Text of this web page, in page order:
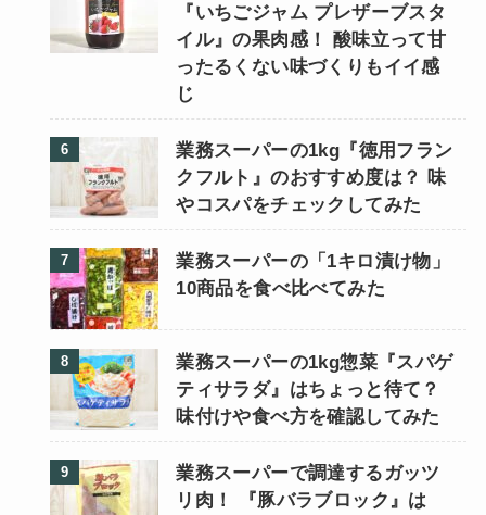
『いちごジャム プレザーブスタ
イル』の果肉感！ 酸味立って甘
ったるくない味づくりもイイ感
じ
業務スーパーの1kg『徳用フラン
クフルト』のおすすめ度は？ 味
やコスパをチェックしてみた
業務スーパーの「1キロ漬け物」
10商品を食べ比べてみた
業務スーパーの1kg惣菜『スパゲ
ティサラダ』はちょっと待て？
味付けや食べ方を確認してみた
業務スーパーで調達するガッツ
リ肉！ 『豚バラブロック』は